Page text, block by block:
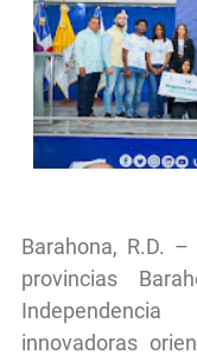
Barahona, R.D.
provincias
innovadoras